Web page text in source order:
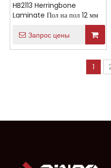
HB2113 Herringbone
Laminate Пол на пол 12 мм
Запрос цены
1